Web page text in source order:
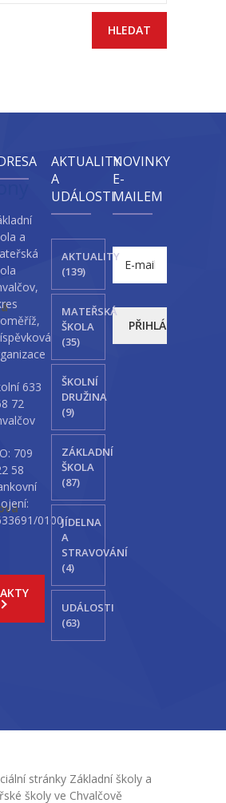
a
633
72
709
58
0100
AKTUALITY
A
UDÁLOSTI
AKTUALITY
(139)
MATEŘSKÁ
ŠKOLA
(35)
ŠKOLNÍ
DRUŽINA
(9)
ZÁKLADNÍ
ŠKOLA
(87)
JÍDELNA
A
STRAVOVÁNÍ
(4)
UDÁLOSTI
(63)
NOVINKY
E-
MAILEM
stránky Základní školy a
školy ve Chvalčově